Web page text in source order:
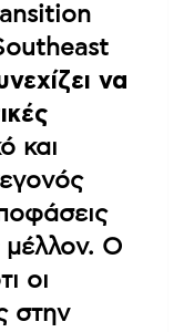
να
και
μέλλον. Ο
οι
στην